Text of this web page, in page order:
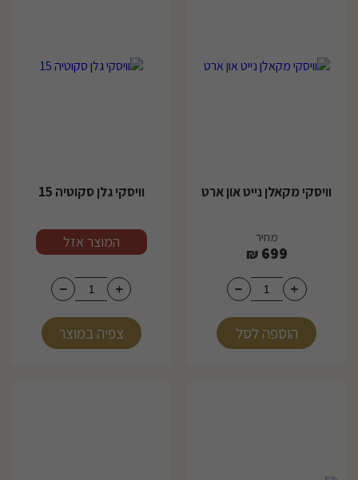
וויסקי מקאלן נייט און ארט
מחיר
699
₪
הוספה לסל
וויסקי גלן סקוטיה 15
מחיר
המוצר אזל
צפיה במוצר